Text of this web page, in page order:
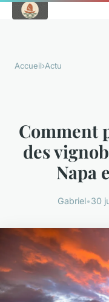
Accueil›Actu
Comment
des
Napa
Gabriel•30